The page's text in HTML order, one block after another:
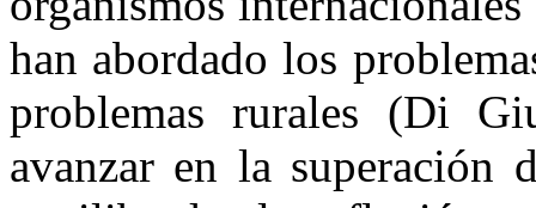
han abordado los
problemas rurales (Di
avanzar en la superación